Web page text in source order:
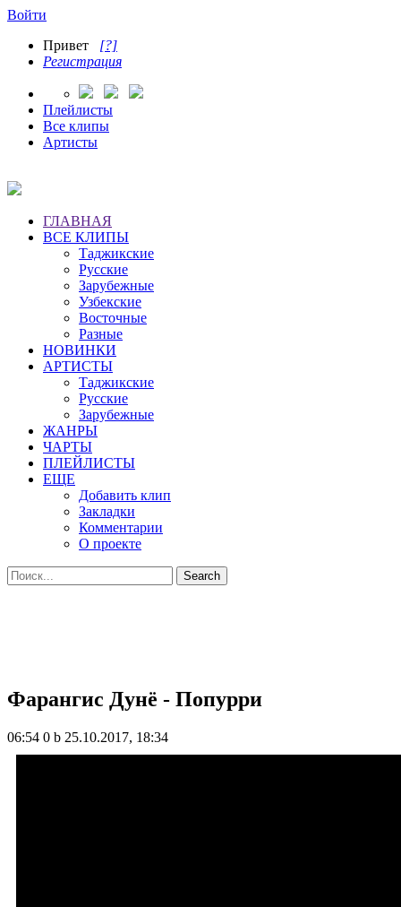
Войти
Привет [?]
Регистрация
Плейлисты
Все клипы
Артисты
ГЛАВНАЯ
ВСЕ КЛИПЫ
Таджикские
Русские
Зарубежные
Узбекские
Восточные
Разные
НОВИНКИ
АРТИСТЫ
Таджикские
Русские
Зарубежные
ЖАНРЫ
ЧАРТЫ
ПЛЕЙЛИСТЫ
ЕЩЕ
Добавить клип
Закладки
Комментарии
О проекте
Фарангис Дунё - Попурри
06:54 0 b 25.10.2017, 18:34